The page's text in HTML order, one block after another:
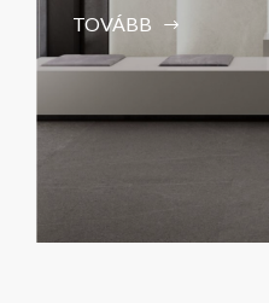
TOVÁBB